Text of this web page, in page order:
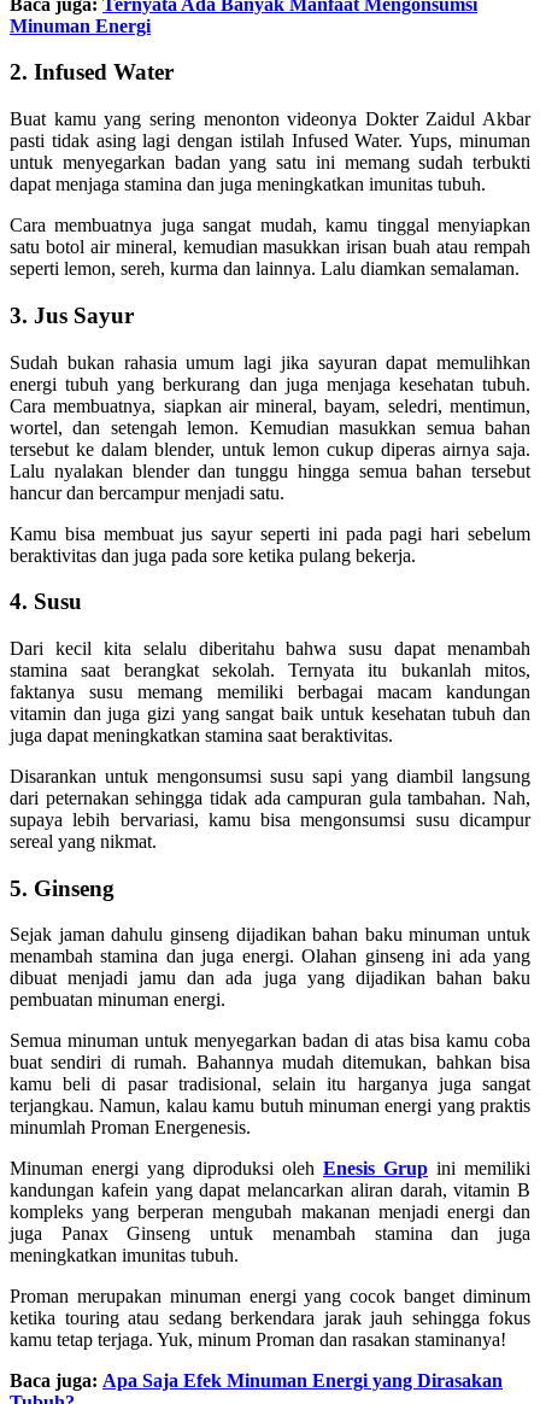
Minuman Energi
2. Infused Water
Buat kamu yang sering menonton videonya Dokter Zaidul Akbar
pasti tidak asing lagi dengan istilah Infused Water. Yups, minuman
untuk menyegarkan badan yang satu ini memang sudah terbukti
dapat menjaga stamina dan juga meningkatkan imunitas tubuh.
Cara membuatnya juga sangat mudah, kamu tinggal menyiapkan
satu botol air mineral, kemudian masukkan irisan buah atau rempah
seperti lemon, sereh, kurma dan lainnya. Lalu diamkan semalaman.
3. Jus Sayur
Sudah bukan rahasia umum lagi jika sayuran dapat memulihkan
energi tubuh yang berkurang dan juga menjaga kesehatan tubuh.
Cara membuatnya, siapkan air mineral, bayam, seledri, mentimun,
wortel, dan setengah lemon. Kemudian masukkan semua bahan
tersebut ke dalam blender, untuk lemon cukup diperas airnya saja.
Lalu nyalakan blender dan tunggu hingga semua bahan tersebut
hancur dan bercampur menjadi satu.
Kamu bisa membuat jus sayur seperti ini pada pagi hari sebelum
beraktivitas dan juga pada sore ketika pulang bekerja.
4. Susu
Dari kecil kita selalu diberitahu bahwa susu dapat menambah
stamina saat berangkat sekolah. Ternyata itu bukanlah mitos,
faktanya susu memang memiliki berbagai macam kandungan
vitamin dan juga gizi yang sangat baik untuk kesehatan tubuh dan
juga dapat meningkatkan stamina saat beraktivitas.
Disarankan untuk mengonsumsi susu sapi yang diambil langsung
dari peternakan sehingga tidak ada campuran gula tambahan. Nah,
supaya lebih bervariasi, kamu bisa mengonsumsi susu dicampur
sereal yang nikmat.
5. Ginseng
Sejak jaman dahulu ginseng dijadikan bahan baku minuman untuk
menambah stamina dan juga energi. Olahan ginseng ini ada yang
dibuat menjadi jamu dan ada juga yang dijadikan bahan baku
pembuatan minuman energi.
Semua minuman untuk menyegarkan badan di atas bisa kamu coba
buat sendiri di rumah. Bahannya mudah ditemukan, bahkan bisa
kamu beli di pasar tradisional, selain itu harganya juga sangat
terjangkau. Namun, kalau kamu butuh minuman energi yang praktis
minumlah Proman Energenesis.
Minuman energi yang diproduksi oleh Enesis Grup ini memiliki
kandungan kafein yang dapat melancarkan aliran darah, vitamin B
kompleks yang berperan mengubah makanan menjadi energi dan
juga Panax Ginseng untuk menambah stamina dan juga
meningkatkan imunitas tubuh.
Proman merupakan minuman energi yang cocok banget diminum
ketika touring atau sedang berkendara jarak jauh sehingga fokus
kamu tetap terjaga. Yuk, minum Proman dan rasakan staminanya!
Baca juga: Apa Saja Efek Minuman Energi yang Dirasakan